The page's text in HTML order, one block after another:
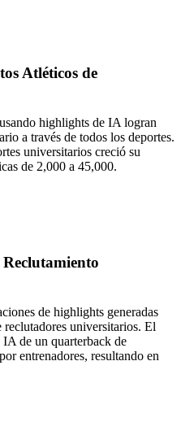
Atléticos de
highlights de IA logran
a través de todos los deportes.
universitarios creció su
de 2,000 a 45,000.
de highlights generadas
universitarios. El
de un quarterback de
entrenadores, resultando en